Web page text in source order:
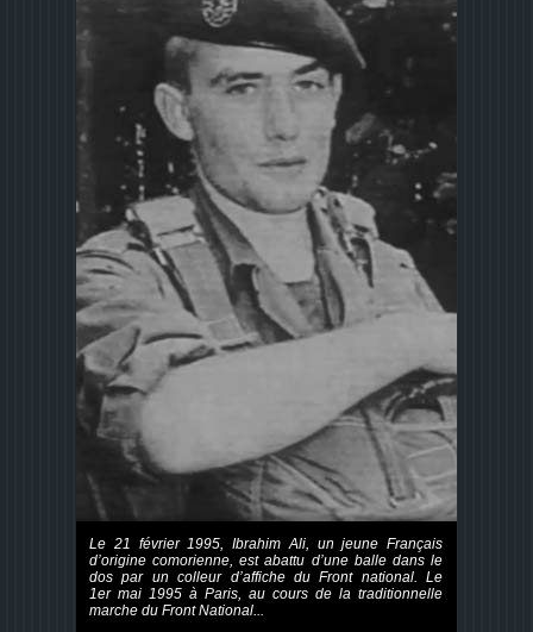
Le 21 février 1995, Ibrahim Ali, un jeune Français
d’origine comorienne, est abattu d’une balle dans le
dos par un colleur d’affiche du Front national. Le
1er mai 1995 à Paris, au cours de la traditionnelle
marche du Front National...